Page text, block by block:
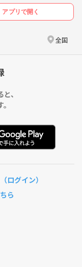
アプリで開く
全国
、
ログイン）
ら